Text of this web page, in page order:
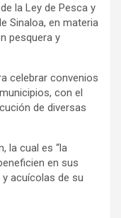
la Ley de Pesca y
Sinaloa, en materia
pesquera y
celebrar convenios
con el
de diversas
la cual es “la
en sus
acuícolas de su